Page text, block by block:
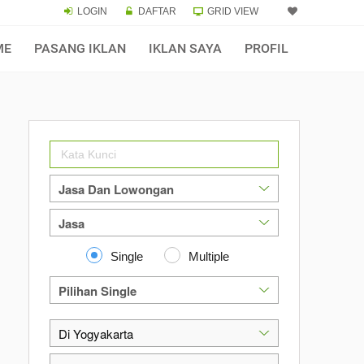
LOGIN DAFTAR GRID VIEW
PASANG IKLAN IKLAN SAYA PROFIL
Single Multiple